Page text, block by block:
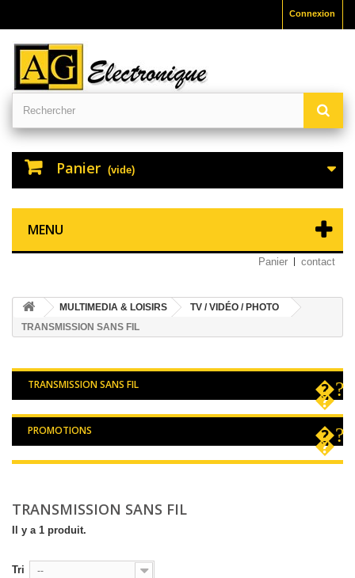
Connexion
Panier (vide)
MENU
Panier contact
MULTIMEDIA & LOISIRS
TV / VIDÉO / PHOTO
TRANSMISSION SANS FIL
TRANSMISSION SANS FIL
PROMOTIONS
TRANSMISSION SANS FIL
Il y a 1 produit.
Tri --